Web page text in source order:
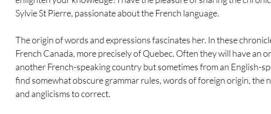
Sylvie St Pierre, passionate about the French language.
The origin of words and expressions fascinates her. In these
French Canada, more precisely of Quebec. Often they will have an
another French-speaking country but sometimes from an English-
find somewhat obscure grammar rules, words of foreign origin, the
and anglicisms to correct.